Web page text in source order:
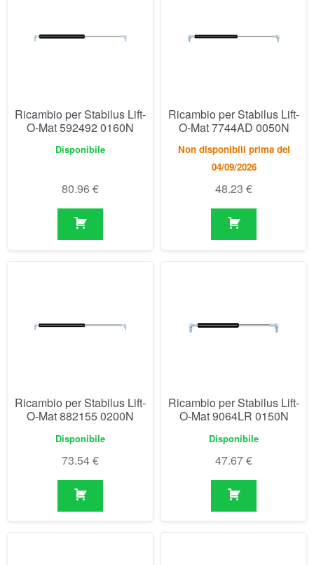
Ricambio per Stabilus Lift-
O-Mat 592492 0160N
Disponibile
80.96 €
Ricambio per Stabilus Lift-
O-Mat 7744AD 0050N
Non disponibili prima del
04/09/2026
48.23 €
Ricambio per Stabilus Lift-
O-Mat 882155 0200N
Disponibile
73.54€
Ricambio per Stabilus Lift-
O-Mat 9064LR 0150N
Disponibile
47.67€